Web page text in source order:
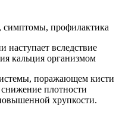
наступает вследствие
кальция организмом
поражающем кисти
плотности
хрупкости.